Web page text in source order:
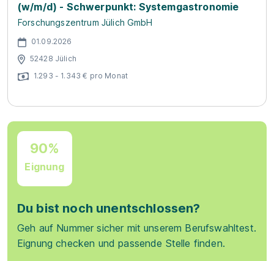
(w/m/d) - Schwerpunkt: Systemgastronomie
Forschungszentrum Jülich GmbH
01.09.2026
52428 Jülich
1.293 - 1.343 € pro Monat
90%
Eignung
Du bist noch unentschlossen?
Geh auf Nummer sicher mit unserem Berufswahltest.
Eignung checken und passende Stelle finden.